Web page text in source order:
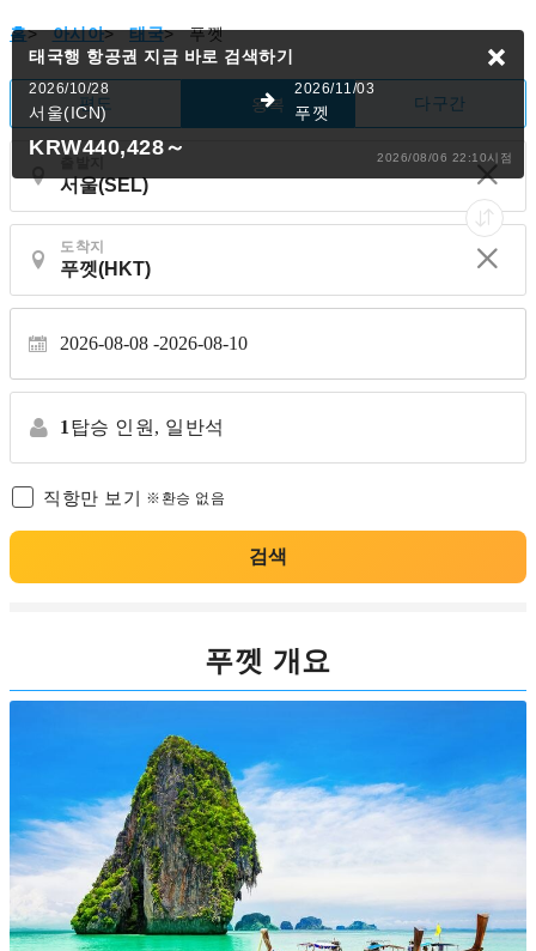
홈> 아시아> 태국> 푸껫
편도 왕복 다구간
도착지
2026-08-08 2026-08-10
1 탑승 인원, 일반석
직항만 보기 ※환승 없음
검색
태국행 항공권 지금 바로 검색하기
2026/10/28
서울(ICN)
2026/11/03
푸껫
KRW440,428～ 2026/08/06 22:10시점
푸껫 개요